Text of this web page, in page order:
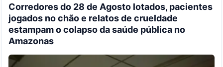
Corredores do 28 de Agosto lotados, pacientes
jogados no chão e relatos de crueldade
estampam o colapso da saúde pública no
Amazonas